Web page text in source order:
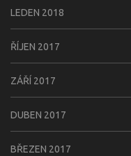
LEDEN 2018
ŘÍJEN 2017
ZÁŘÍ 2017
DUBEN 2017
BŘEZEN 2017